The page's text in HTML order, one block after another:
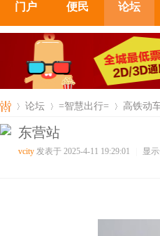
门户 便民 论坛
论坛 =智慧出行= 高铁动
东营站
vcity 发表于 2025-4-11 19:29:01 显